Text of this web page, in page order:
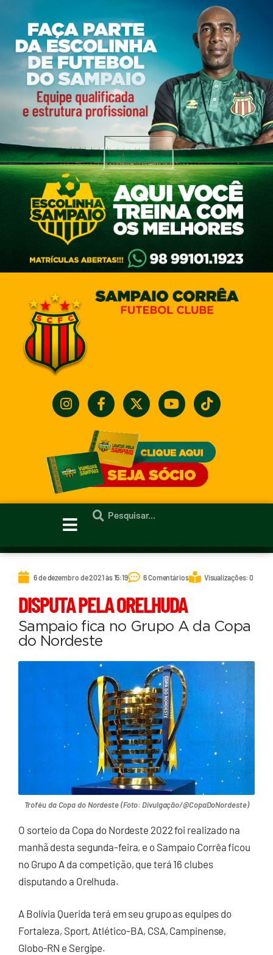
6 de dezembro de 2021 às 15:19 6 Comentários Visualizações: 0
DISPUTA PELA ORELHUDA
Sampaio fica no Grupo A da Copa
do Nordeste
Troféu da Copa do Nordeste (Foto: Divulgação/@CopaDoNordeste)
O sorteio da Copa do Nordeste 2022 foi realizado na
manhã desta segunda-feira, e o Sampaio Corrêa ficou
no Grupo A da competição, que terá 16 clubes
disputando a Orelhuda.
A Bolívia Querida terá em seu grupo as equipes do
Fortaleza, Sport, Atlético-BA, CSA, Campinense,
Globo-RN e Sergipe.